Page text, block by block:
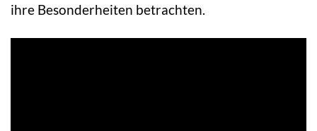
ihre Besonderheiten betrachten.